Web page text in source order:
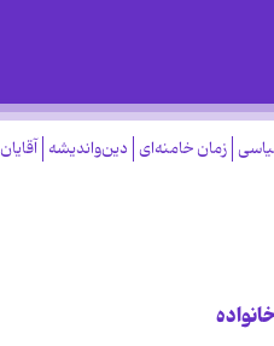
زمان خامنه‌ای دین‌واندیشه آقایان